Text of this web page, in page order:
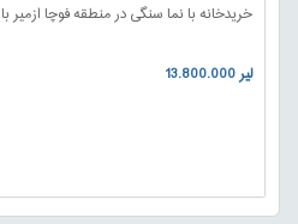
خریدخانه با نما سنگی در منطقه فوچا ازمیر با 5 درصد تخفیف به فروش می رسد
13.800.000 لیر